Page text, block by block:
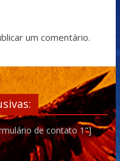
um comentário.
de contato 1"]